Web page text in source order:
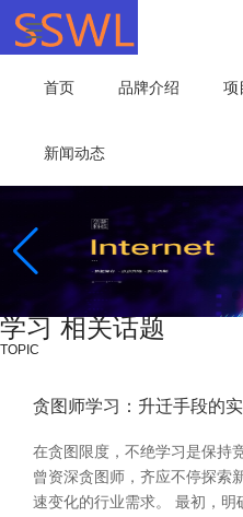
首页 品牌介绍 项
新闻动态
学习 相关话题
TOPIC
贪图师学习：升迁手段的
在贪图限度，不绝学习是保持
曾资深贪图师，齐应不停探索
速变化的行业需求。 最初，